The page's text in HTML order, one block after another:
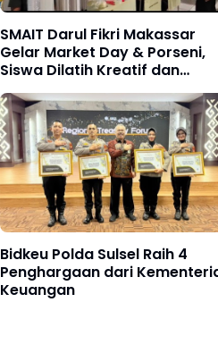
SMAIT Darul Fikri Makassar
Gelar Market Day & Porseni,
Siswa Dilatih Kreatif dan
Sportif
Bidkeu Polda Sulsel Raih 4
Penghargaan dari
Keuangan